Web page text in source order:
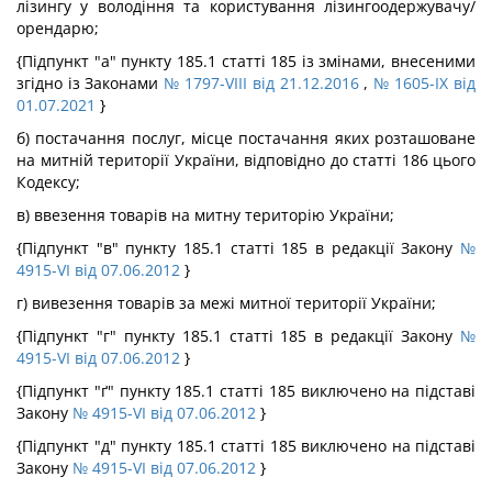
лізингу у володіння та користування лізингоодержувачу/
орендарю;
{Підпункт "а" пункту 185.1 статті 185 із змінами, внесеними
згідно із Законами № 1797-VIII від 21.12.2016, № 1605-IX від
01.07.2021 }
б) постачання послуг, місце постачання яких розташоване
на митній території України, відповідно до статті 186 цього
Кодексу;
в) ввезення товарів на митну територію України;
{Підпункт "в" пункту 185.1 статті 185 в редакції Закону №
4915-VI від 07.06.2012 }
г) вивезення товарів за межі митної території України;
{Підпункт "г" пункту 185.1 статті 185 в редакції Закону №
4915-VI від 07.06.2012 }
{Підпункт "ґ" пункту 185.1 статті 185 виключено на підставі
Закону № 4915-VI від 07.06.2012 }
{Підпункт "д" пункту 185.1 статті 185 виключено на підставі
Закону № 4915-VI від 07.06.2012 }